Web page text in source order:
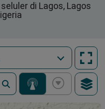
di Lagos, Lagos